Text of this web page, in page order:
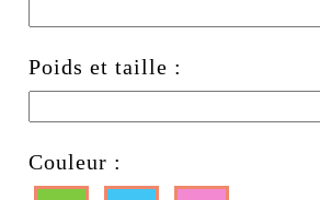
Poids et taille :
Couleur :